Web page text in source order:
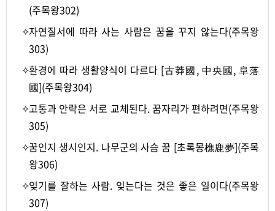
(주목왕302)
✧자연질서에 따라 사는 사람은 꿈을 꾸지 않는다(주목왕
303)
✧환경에 따라 생활양식이 다르다 [古莽國, 中央國, 阜落
國](주목왕304)
✧고통과 안락은 서로 교체된다. 꿈자리가 편하려면(주목왕
305)
✧꿈인지 생시인지. 나무군의 사슴 꿈 [초록몽樵鹿夢](주목
왕306)
✧잊기를 잘하는 사람. 잊는다는 것은 좋은 일이다(주목왕
307)